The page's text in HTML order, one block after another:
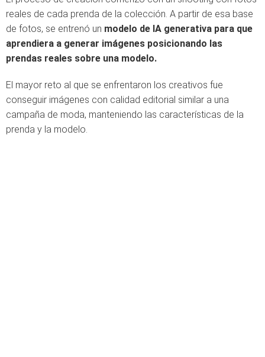
reales de cada prenda de la colección. A partir de esa base
de fotos, se entrenó un modelo de IA generativa para que
aprendiera a generar imágenes posicionando las
prendas reales sobre una modelo.
El mayor reto al que se enfrentaron los creativos fue
conseguir imágenes con calidad editorial similar a una
campaña de moda, manteniendo las características de la
prenda y la modelo.